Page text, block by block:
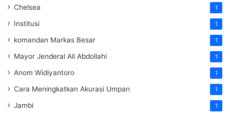
Chelsea 1
Institusi 1
komandan Markas Besar 1
Mayor Jenderal Ali Abdollahi 1
Anom Widiyantoro 1
Cara Meningkatkan Akurasi Umpan 1
Jambi 1